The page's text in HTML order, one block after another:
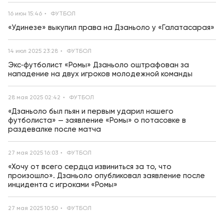
16 июн 15:46 ФУТБОЛ
«Удинезе» выкупил права на Дзаньоло у «Галатасарая»
14 июл 2025 23:28 ФУТБОЛ
Экс‑футболист «Ромы» Дзаньоло оштрафован за
нападение на двух игроков молодежной команды
28 мая 2025 02:42 ФУТБОЛ
«Дзаньоло был пьян и первым ударил нашего
футболиста» — заявление «Ромы» о потасовке в
раздевалке после матча
27 мая 2025 16:03 ФУТБОЛ
«Хочу от всего сердца извиниться за то, что
произошло». Дзаньоло опубликовал заявление после
инцидента с игроками «Ромы»
27 мая 2025 10:50 ФУТБОЛ